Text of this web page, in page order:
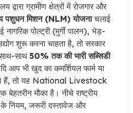
ग्रामीण क्षेत्रों में रोजगार और
पशुधन मिशन (NLM) योजनाचलाई
पोल्ट्री (मुर्गी पालन), भेड़-
शुरू करना चाहता है, तो सरकार
साथ50% तक की भारी सब्सिडी
आप भी खुद का कमर्शियल फार्म या
हैं, तो यह National Livestock
मौका है। नीचे राष्ट्रीय
के नियम, जरूरी दस्तावेज और